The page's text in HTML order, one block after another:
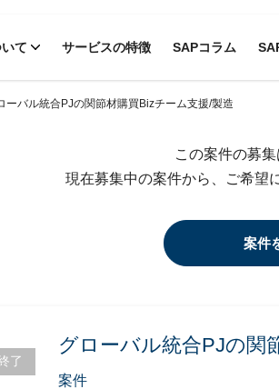
て サービスの特徴 SAPコラム
ーバル統合PJの関節材購買Bizチーム支援/製造
この案件の募集
現在募集中の案件から、ご希望
案件
了
グローバル統合PJの関
案件